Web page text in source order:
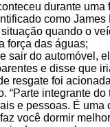
durante uma
como James
quando o
força das águas;
sair do automóvel,
e disse que
resgate foi
“Parte integrante
e pessoas. É uma
você dormir